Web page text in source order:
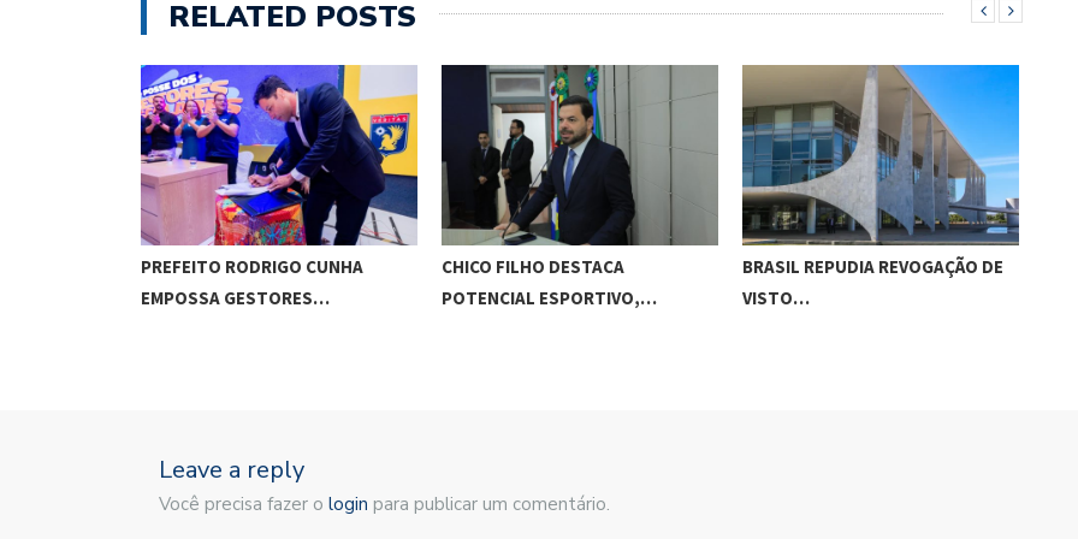
RELATED POSTS
PREFEITO RODRIGO CUNHA
EMPOSSA GESTORES…
CHICO FILHO DESTACA
POTENCIAL ESPORTIVO,…
BRASIL REPUDIA REVOGAÇÃO DE
VISTO…
Leave a reply
Você precisa fazer o login para publicar um comentário.